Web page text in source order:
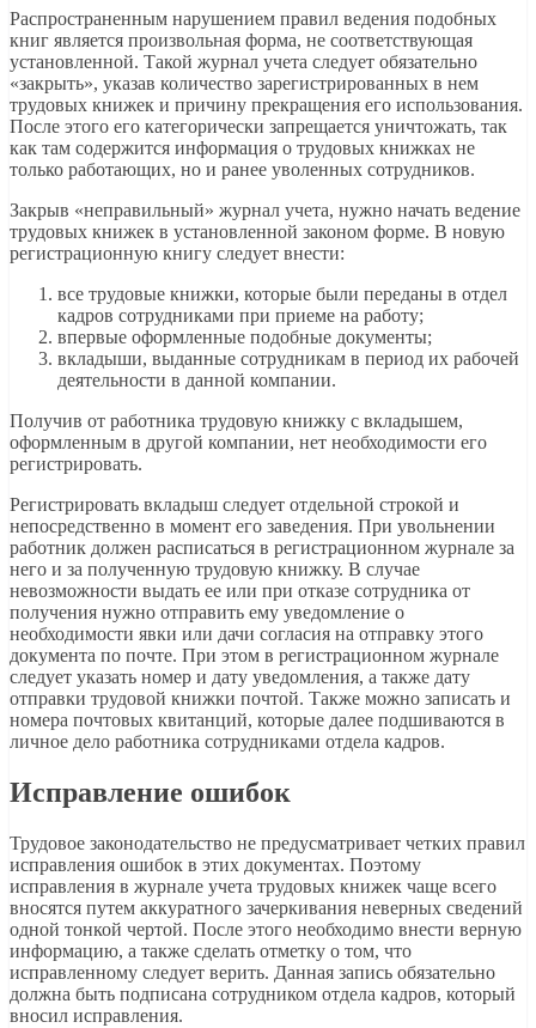
Распространенным нарушением правил ведения подобных
книг является произвольная форма, не соответствующая
установленной. Такой журнал учета следует обязательно
«закрыть», указав количество зарегистрированных в нем
трудовых книжек и причину прекращения его использования.
После этого его категорически запрещается уничтожать, так
как там содержится информация о трудовых книжках не
только работающих, но и ранее уволенных сотрудников.
Закрыв «неправильный» журнал учета, нужно начать ведение
трудовых книжек в установленной законом форме. В новую
регистрационную книгу следует внести:
все трудовые книжки, которые были переданы в отдел
кадров сотрудниками при приеме на работу;
впервые оформленные подобные документы;
вкладыши, выданные сотрудникам в период их рабочей
деятельности в данной компании.
Получив от работника трудовую книжку с вкладышем,
оформленным в другой компании, нет необходимости его
регистрировать.
Регистрировать вкладыш следует отдельной строкой и
непосредственно в момент его заведения. При увольнении
работник должен расписаться в регистрационном журнале за
него и за полученную трудовую книжку. В случае
невозможности выдать ее или при отказе сотрудника от
получения нужно отправить ему уведомление о
необходимости явки или дачи согласия на отправку этого
документа по почте. При этом в регистрационном журнале
следует указать номер и дату уведомления, а также дату
отправки трудовой книжки почтой. Также можно записать и
номера почтовых квитанций, которые далее подшиваются в
личное дело работника сотрудниками отдела кадров.
Исправление ошибок
Трудовое законодательство не предусматривает четких правил
исправления ошибок в этих документах. Поэтому
исправления в журнале учета трудовых книжек чаще всего
вносятся путем аккуратного зачеркивания неверных сведений
одной тонкой чертой. После этого необходимо внести верную
информацию, а также сделать отметку о том, что
исправленному следует верить. Данная запись обязательно
должна быть подписана сотрудником отдела кадров, который
вносил исправления.